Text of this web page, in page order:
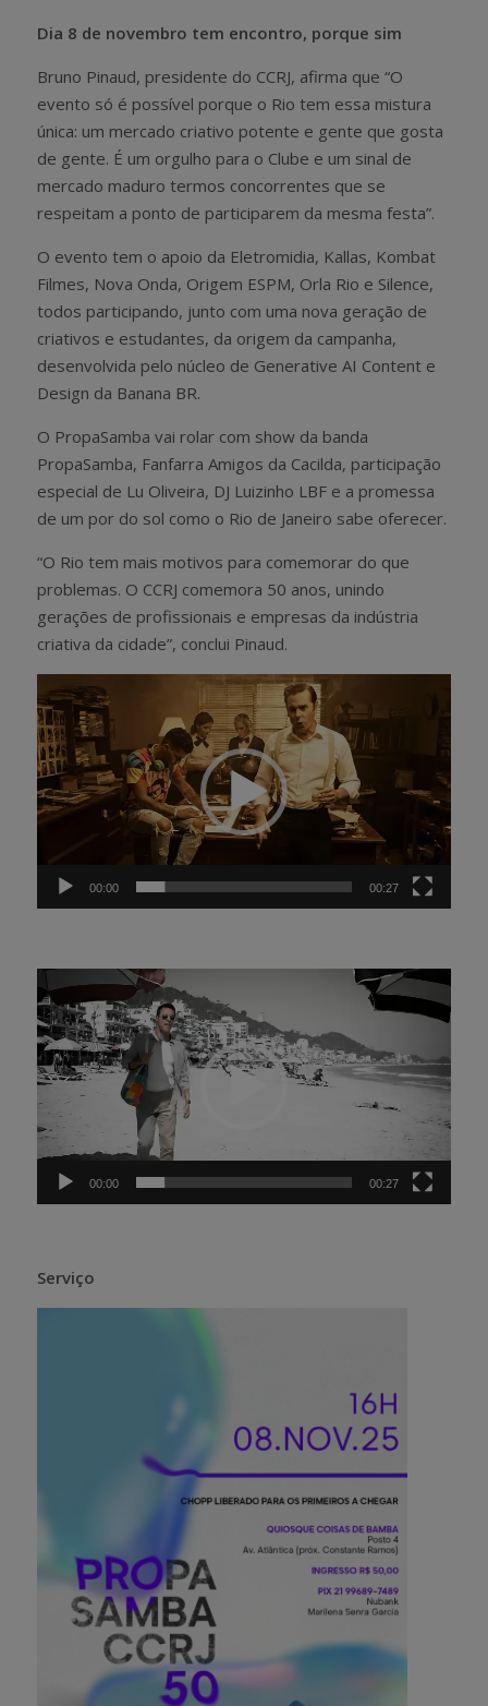
Dia 8 de novembro tem encontro, porque sim
Bruno Pinaud, presidente do CCRJ, afirma que “O
evento só é possível porque o Rio tem essa mistura
única: um mercado criativo potente e gente que gosta
de gente. É um orgulho para o Clube e um sinal de
mercado maduro termos concorrentes que se
respeitam a ponto de participarem da mesma festa”.
O evento tem o apoio da Eletromidia, Kallas, Kombat
Filmes, Nova Onda, Origem ESPM, Orla Rio e Silence,
todos participando, junto com uma nova geração de
criativos e estudantes, da origem da campanha,
desenvolvida pelo núcleo de Generative AI Content e
Design da Banana BR.
O PropaSamba vai rolar com show da banda
PropaSamba, Fanfarra Amigos da Cacilda, participação
especial de Lu Oliveira, DJ Luizinho LBF e a promessa
de um por do sol como o Rio de Janeiro sabe oferecer.
“O Rio tem mais motivos para comemorar do que
problemas. O CCRJ comemora 50 anos, unindo
gerações de profissionais e empresas da indústria
criativa da cidade”, conclui Pinaud.
Tocador
de
vídeo
00:00 00:27
Tocador
de
vídeo
00:00 00:27
Serviço